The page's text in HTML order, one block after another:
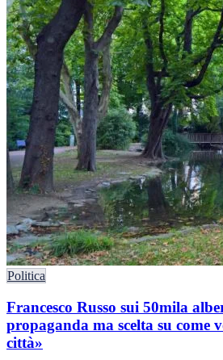
Politica
Francesco Russo sui 50mila
propaganda ma scelta su come
città»